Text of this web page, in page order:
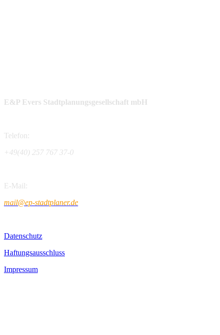
E&P Evers Stadtplanungsgesellschaft mbH
Telefon:
+49(40) 257 767 37-0
E-Mail:
mail@ep-stadtplaner.de
Datenschutz
Haftungsausschluss
Impressum